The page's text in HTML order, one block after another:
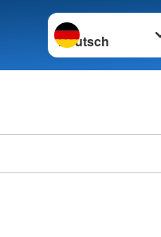
Sprache wechseln zu